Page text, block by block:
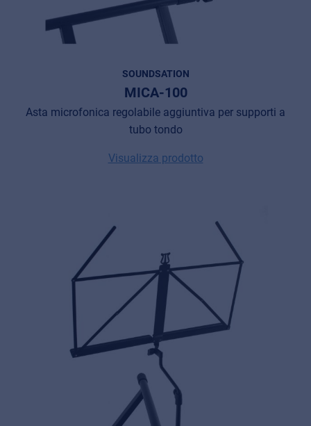
© 2026 Frenexport SpA
Privacy
Cookie informationSOUNDSATION
MICA-100
Asta microfonica regolabile aggiuntiva per supporti a
tubo tondo
Visualizza prodotto